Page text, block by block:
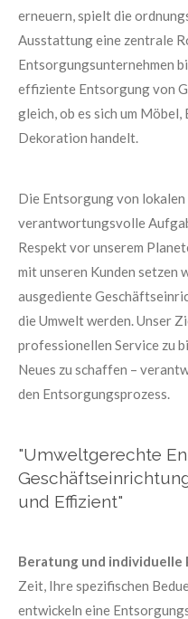
erneuern, spielt die
Ausstattung eine zentrale
Entsorgungsunternehmen
effiziente Entsorgung von
gleich, ob es sich um
Dekoration handelt.
Die Entsorgung von
verantwortungsvolle
Respekt vor unserem
mit unseren Kunden setzen
ausgediente
die Umwelt werden. Unser
professionellen Service zu
Neues zu schaffen –
den Entsorgungsprozess.
"Umweltgerechte
und Effizient"
Beratung und individuelle
Zeit, Ihre spezifischen
entwickeln eine